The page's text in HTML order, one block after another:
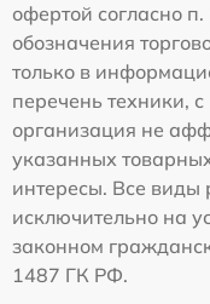
офертой согласно
обозначения
только в
перечень техники,
организация не
указанных
интересы. Все виды
исключительно на
законном
1487 ГК РФ.